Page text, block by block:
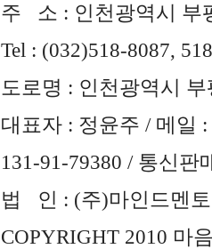
주 소 : 인천광역시 부
Tel : (032)518-8087,
도로명 : 인천광역시
대표자 : 정윤주 / 메일 :
131-91-79380 / 통신판
법 인 : (주)마인드멘토
COPYRIGHT 2010 마